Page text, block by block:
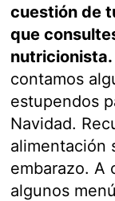
cuestión de
que
nutricionista.
contamos
estupendos
Navidad.
alimentación
embarazo. A
algunos